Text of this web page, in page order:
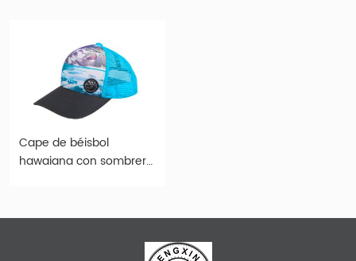
Cape de béisbol
hawaiana con sombrero